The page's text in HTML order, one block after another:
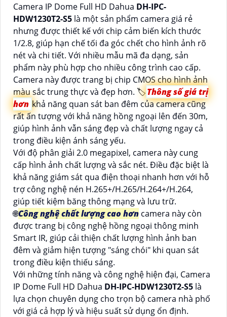
Camera IP Dome Full HD Dahua DH-IPC-
HDW1230T2-S5 là một sản phẩm camera giá rẻ
nhưng được thiết kế với chip cảm biến kích thước
1/2.8, giúp hạn chế tối đa góc chết cho hình ảnh rõ
nét và chi tiết. Với nhiều mẫu mã đa dạng, sản
phẩm này phù hợp cho nhiều công trình cao cấp.
Camera này được trang bị chip CMOS cho hình ảnh
màu sắc trung thực và đẹp hơn. 🏷Thông số giá trị
hơn khả năng quan sát ban đêm của camera cũng
rất ấn tượng với khả năng hồng ngoại lên đến 30m,
giúp hình ảnh vẫn sáng đẹp và chất lượng ngay cả
trong điều kiện ánh sáng yếu.
Với độ phân giải 2.0 megapixel, camera này cung
cấp hình ảnh chất lượng và sắc nét. Điều đặc biệt là
khả năng giám sát qua điện thoại nhanh hơn với hỗ
trợ công nghệ nén H.265+/H.265/H.264+/H.264,
giúp tiết kiệm băng thông mạng và lưu trữ.
🌐Công nghệ chất lượng cao hơn camera này còn
được trang bị công nghệ hồng ngoại thông minh
Smart IR, giúp cải thiện chất lượng hình ảnh ban
đêm và giảm hiện tượng "sáng chói" khi quan sát
trong điều kiện thiếu sáng.
Với những tính năng và công nghệ hiện đại, Camera
IP Dome Full HD Dahua DH-IPC-HDW1230T2-S5 là
lựa chọn chuyên dụng cho trọn bộ camera nhà phố
với giá cả hợp lý và hiệu suất sử dụng ổn định.